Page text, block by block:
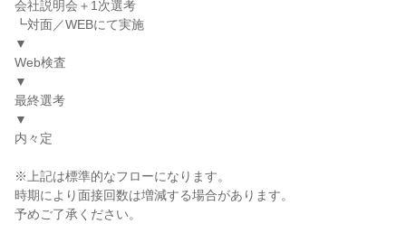
会社説明会＋1次選考
┗対面／WEBにて実施
▼
Web検査
▼
最終選考
▼
内々定
※上記は標準的なフローになります。
時期により面接回数は増減する場合があります。
予めご了承ください。